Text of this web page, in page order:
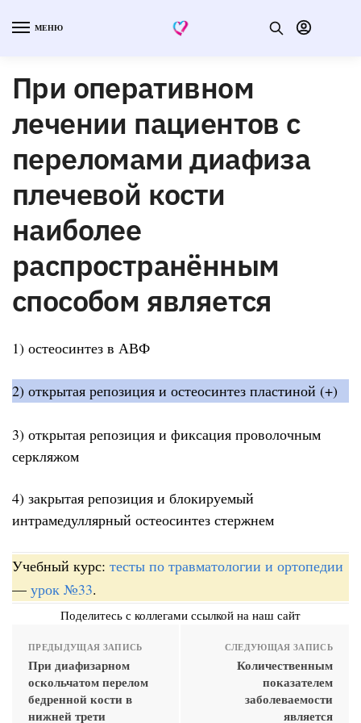
МЕНЮ
При оперативном
лечении пациентов с
переломами диафиза
плечевой кости
наиболее
распространённым
способом является
1) остеосинтез в АВФ
2) открытая репозиция и остеосинтез пластиной (+)
3) открытая репозиция и фиксация проволочным
серкляжом
4) закрытая репозиция и блокируемый
интрамедуллярный остеосинтез стержнем
Учебный курс: тесты по травматологии и ортопедии
— урок №33.
Поделитесь с коллегами ссылкой на наш сайт
ПРЕДЫДУЩАЯ ЗАПИСЬ
При диафизарном
оскольчатом перелом
бедренной кости в
нижней трети
СЛЕДУЮЩАЯ ЗАПИСЬ
Количественным
показателем
заболеваемости
является